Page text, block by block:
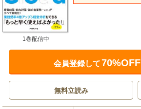
1巻配信中
会員登録して70%OFF
無料立読み